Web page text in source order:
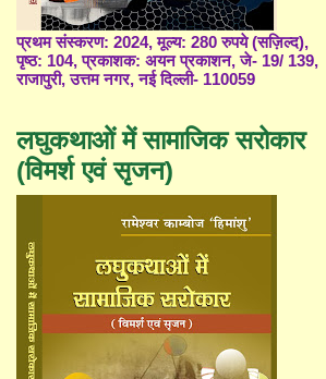
प्रथम संस्करण: 2024, मूल्य: 280 रुपये (सज़िल्द),
पृष्ठ: 104, प्रकाशक: अयन प्रकाशन, जे- 19/ 139,
राजापुरी, उत्तम नगर, नई दिल्ली- 110059
लघुकथाओं में सामाजिक सरोकार
(विमर्श एवं सृजन)